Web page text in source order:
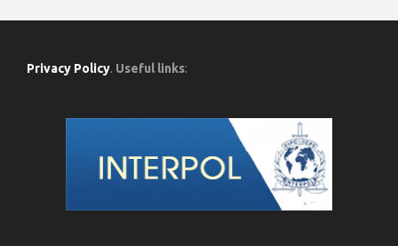
Privacy Policy. Useful links: